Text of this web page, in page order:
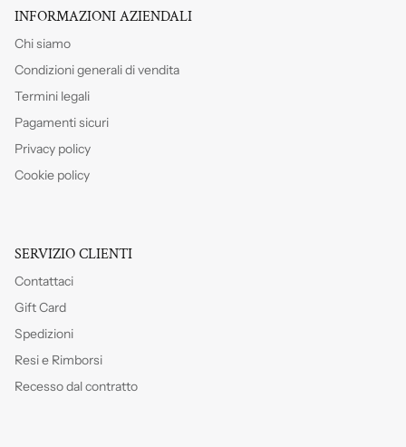
INFORMAZIONI AZIENDALI
Chi siamo
Condizioni generali di vendita
Termini legali
Pagamenti sicuri
Privacy policy
Cookie policy
SERVIZIO CLIENTI
Contattaci
Gift Card
Spedizioni
Resi e Rimborsi
Recesso dal contratto